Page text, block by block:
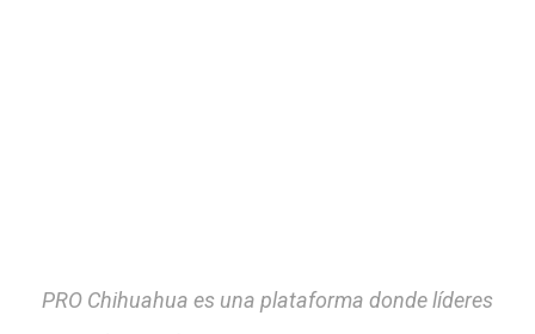
PRO Chihuahua es una plataforma donde líderes